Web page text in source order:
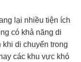
lại nhiều tiện ích
có khả năng di
di chuyển trong
các khu vực khó